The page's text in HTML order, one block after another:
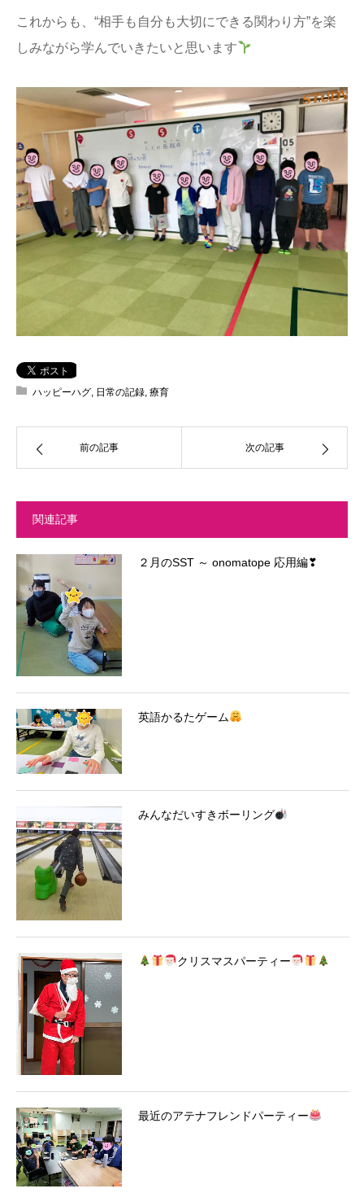
これからも、“相手も自分も大切にできる関わり方”を楽
しみながら学んでいきたいと思います
ハッピーハグ, 日常の記録, 療育
前の記事 次の記事
関連記事
２月のSST ～ onomatope 応用編❣
英語かるたゲーム
みんなだいすきボーリング
クリスマスパーティー
最近のアテナフレンドパーティー